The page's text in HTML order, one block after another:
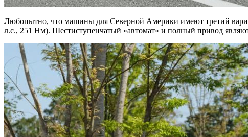
Любопытно, что машины для Северной Америки имеют третий
л.с., 251 Нм). Шестиступенчатый «автомат» и полный привод